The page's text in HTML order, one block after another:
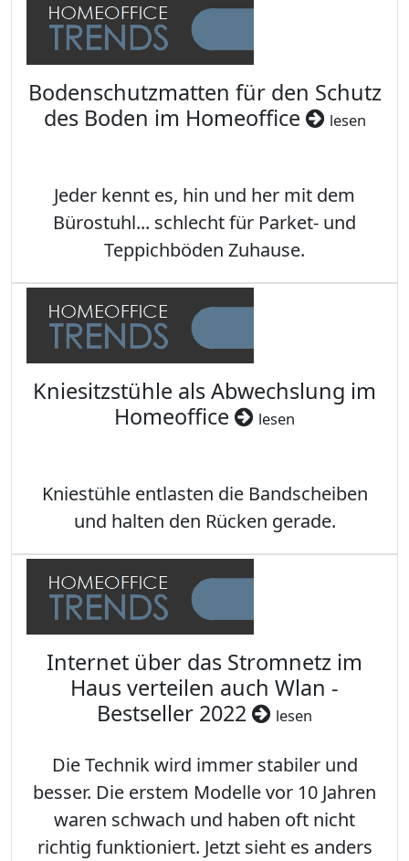
Bodenschutzmatten für den Schutz
des Boden im Homeoffice
lesen
Jeder kennt es, hin und her mit dem
Bürostuhl... schlecht für Parket- und
Teppichböden Zuhause.
Kniesitzstühle als Abwechslung im
Homeoffice
lesen
Kniestühle entlasten die Bandscheiben
und halten den Rücken gerade.
Internet über das Stromnetz im
Haus verteilen auch Wlan -
Bestseller 2022
lesen
Die Technik wird immer stabiler und
besser. Die erstem Modelle vor 10 Jahren
waren schwach und haben oft nicht
richtig funktioniert. Jetzt sieht es anders